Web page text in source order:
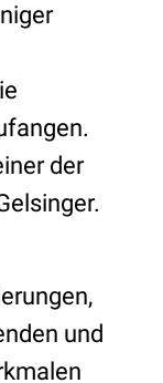
der
und